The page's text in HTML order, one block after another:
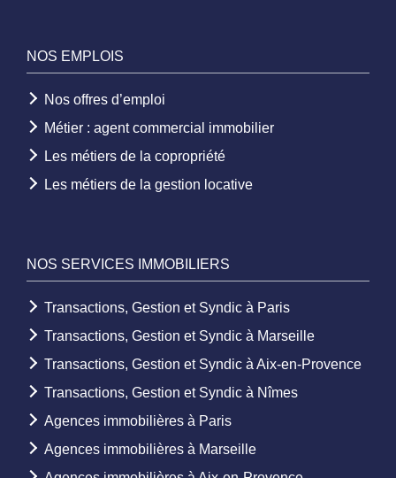
NOS EMPLOIS
Nos offres d’emploi
Métier : agent commercial immobilier
Les métiers de la copropriété
Les métiers de la gestion locative
NOS SERVICES IMMOBILIERS
Transactions, Gestion et Syndic à Paris
Transactions, Gestion et Syndic à Marseille
Transactions, Gestion et Syndic à Aix-en-Provence
Transactions, Gestion et Syndic à Nîmes
Agences immobilières à Paris
Agences immobilières à Marseille